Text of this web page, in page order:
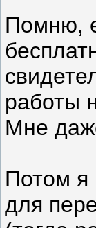
Помню,
работы
Мне
Потом я
для